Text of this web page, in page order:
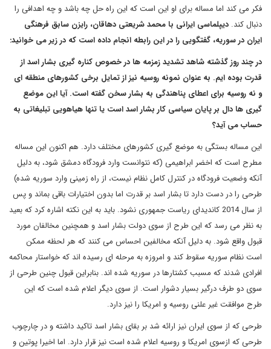
فکر می کند اما مساله برای او این است که این راه حل چه باشد و چه اهدافی را
دنبال کند. دیپلماسی ایرانی با محمد شریعتی دهاقان، رایزن سابق فرهنگی
ایران در سوریه، گفتگویی را در این رابطه انجام داده است که در زیر می خوانید:
در چند روز گذشته شاهد تشدید زمزمه ها در خصوص کناره گیری بشار اسد از
قدرت بوده ایم. به عنوان نمونه روسیه نیز از تمایل برخی کشورهای منطقه ای
و نه روسیه برای اعطای پناهندگی به بشار سخن گفته است. آیا این موضع
گیری ها دال بر پایان سیاسی کار بشار اسد است یا تنها هیاهویی تبلیغاتی به
حساب می آید؟
این مساله بستگی به موضع گیری کشورهای مختلف دارد. هم اکنون این مساله
مطرح است که اخضر ابراهیمی (که نتوانست وارد فرودگاه دمشق شود، به دلیل
آنکه وضعیت فرودگاه در کنترل کامل نظام نیست، از راه زمینی وارد سوریه شده)
طرحی را در دست دارد تا بشار اسد بر قدرت اما بدون اختیارات باقی بماند و پس
از سال 2014 کاندیدای ریاست جمهوری نشود. باید به این نکته اشاره کرد که بعید
به نظر می رسد که این طرح از سوی دولت بشار اسد و همچنین مخالفان مورد
قبول واقع شود. به دلیل آنکه مخالفین احساس می کنند که هر لحظه ممکن
است نظام سوریه سقوط کند و امروزه به مرحله ای رسیده اند که خواستار محاکمه
افرادی شدند که مسبب کشتارها در سوریه شده اند. بنابراین قبول چنین طرحی از
سوی دو طرف درگیر بسیار دشوار است. از سوی دیگر اعلام شده است که این
طرح موافقت غیر علنی روسیه و امریکا را نیز دارد.
طرحی که از سوی ایران نیز ارائه شد بر بقای بشار اسد تاکید داشته و در چارچوب
طرحی که ازسوی امریکا و روسیه اعلام شده است نیز قرار دارد. اما اخیرا پوتین و